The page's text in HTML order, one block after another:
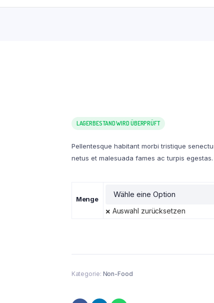
LAGERBESTAND WIRD ÜBERPRÜFT
Pellentesque habitant morbi tristique
netus et malesuada fames ac turpis egestas.
Menge
Auswahl zurücksetzen
Kategorie: Non-Food